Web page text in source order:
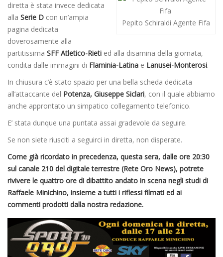
Pepito Schiraldi Agente Fifa
diretta è stata invece dedicata
alla Serie D con un’ampia
pagina dedicata
doverosamente alla
partitissima SFF Atletico-Rieti ed alla disamina della giornata,
condita dalle immagini di Flaminia-Latina e Lanusei-Monterosi.
In chiusura c’è stato spazio per una bella scheda dedicata
all’attaccante del Potenza, Giuseppe Siclari, con il quale abbiamo
anche approntato un simpatico collegamento telefonico.
E’ stata dunque una puntata assai gradevole da seguire.
Se non siete riusciti a seguirci in diretta, non disperate.
Come già ricordato in precedenza, questa sera, dalle ore 20:30
sul canale 210 del digitale terrestre (Rete Oro News), potrete
rivivere le quattro ore di dibattito andato in scena negli studi di
Raffaele Minichino, insieme a tutti i riflessi filmati ed ai
commenti prodotti dalla nostra redazione.